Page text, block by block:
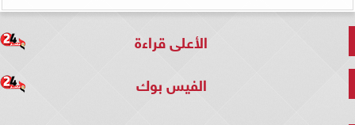
الأعلى قراءة
الفيس بوك